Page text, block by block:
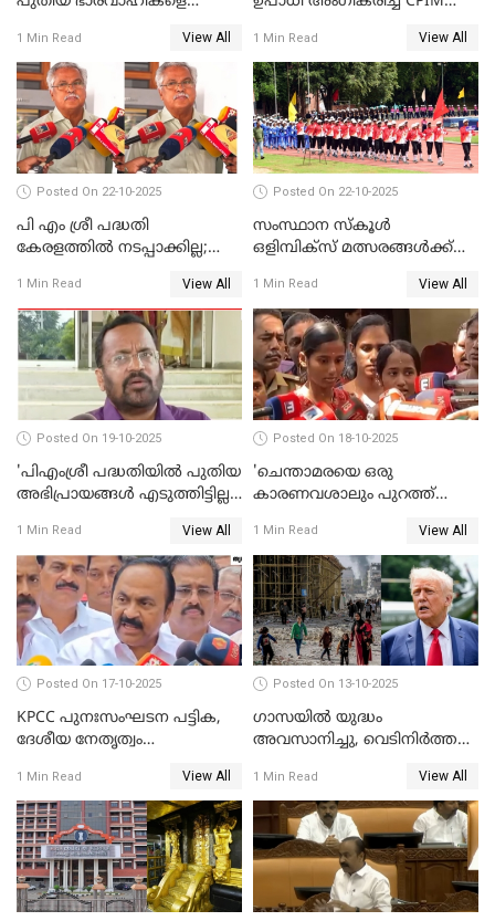
WATCH VIDEO
1 Min Read View All 1 Min Read View All
Posted On 22-10-2025
പി എം ശ്രീ പദ്ധതി
കേരളത്തില്‍ നടപ്പാക്കില്ല;
VIDEO
1 Min Read View All
Posted On 22-10-2025
സംസ്ഥാന സ്‌കൂള്‍
ഒളിമ്പിക്‌സ് മത്സരങ്ങള്‍ക്ക്
1 Min Read View All
Posted On 19-10-2025
'പിഎംശ്രീ പദ്ധതിയില്‍ പുതിയ
അഭിപ്രായങ്ങള്‍ എടുത്തിട്ടില്ല';
1 Min Read View All
Posted On 18-10-2025
'ചെന്താമരയെ ഒരു
കാരണവശാലും പുറത്ത്
തങ്ങള്‍ക്ക് ഭയമാണ്';
സജിതയുടെ പെണ്‍മക്കള്‍
WATCH VIDEO
1 Min Read View All
Posted On 17-10-2025
KPCC പുനഃസംഘടന പട്ടിക,
ദേശീയ നേതൃത്വം
ഡി സതീശന്‍ WATCH VIDEO
1 Min Read View All
Posted On 13-10-2025
ഗാസയില്‍ യുദ്ധം
അവസാനിച്ചു, വെടിനിര്‍ത്തല്‍
1 Min Read View All